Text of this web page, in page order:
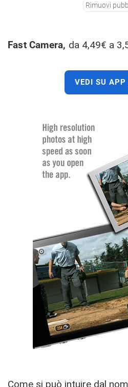
Rimuovi
Fast Camera, da 4,49€ a
VEDI SU APP
Come si può intuire dal